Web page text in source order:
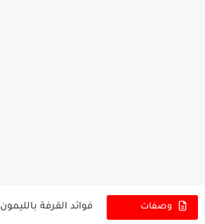
وصفات فوائد القرفة بالليمون